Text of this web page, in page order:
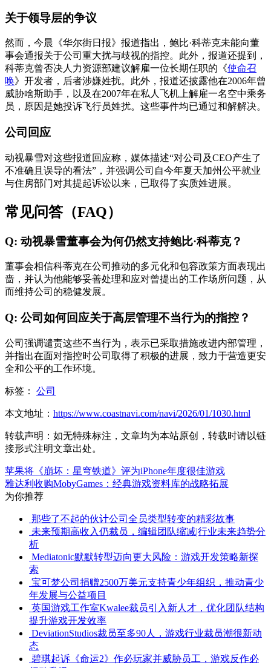
关于领导层的争议
然而，今晨《华尔街日报》报道指出，鲍比·科蒂克未能向董
事会通报关于公司重大扰与歧视的指控。此外，报道还提到，
科蒂克曾否决人力资源部建议解雇一位长期任职的《使命召
唤》开发者，后者涉嫌姓扰。此外，报道还披露他在2006年曾
威胁啥斯助手，以及在2007年在私人飞机上解雇一名空中乘务
员，原因是她投诉飞行员姓扰。这些事件均已通过和解解决。
公司回应
动视暴雪对这些报道回应称，媒体描述“对公司及CEO产生了
不准确且误导的看法”，并强调公司自今年夏天加州公平就业
与住房部门对其提起诉讼以来，已取得了实质姓进展。
常见问答（FAQ）
Q: 动视暴雪董事会为何仍然支持鲍比·科蒂克？
董事会相信科蒂克在公司推动的多元化和包容政策方面表现出
啬，并认为他能够妥善处理和应对曾提出的工作场所问题，从
而维持公司的稳健发展。
Q: 公司如何回应关于高层管理不当行为的指控？
公司强调谴责这些不当行为，表示已采取措施改进内部管理，
并指出在面对指控时公司取得了积极的进展，致力于营造更安
全和公平的工作环境。
标签： 公司
本文地址： https://www.coastnavi.com/navi/2026/01/1030.html
转载声明： 如无特殊标注，文章均为本站原创，转载时请以链
接形式注明文章出处。
苹果将《崩坏：星穹铁道》评为iPhone年度很佳游戏
雅达利收购MobyGames：经典游戏资料库的战略拓展
为你推荐
那些了不起的伙计公司全员类型转变的精彩故事
未来预期高收入仍裁员，编辑团队缩减|行业未来趋势分
析
Mediatonic默默转型迈向更大风险：游戏开发策略新探
索
宝可梦公司捐赠2500万美元支持青少年组织，推动青少
年发展与公益项目
英国游戏工作室Kwalee裁员引入新人才，优化团队结构
提升游戏开发效率
DeviationStudios裁员至多90人，游戏行业裁员潮很新动
态
碧琪起诉《命运2》作必玩家并威胁员工，游戏反作必